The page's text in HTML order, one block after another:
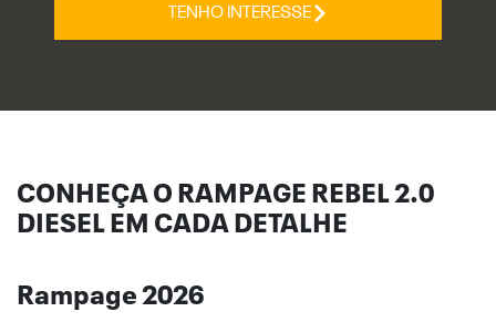
TENHO INTERESSE
CONHEÇA O RAMPAGE REBEL 2.0
DIESEL EM CADA DETALHE
Rampage 2026